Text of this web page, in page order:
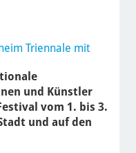
Triennale mit
und Künstler
vom 1. bis 3.
und auf den